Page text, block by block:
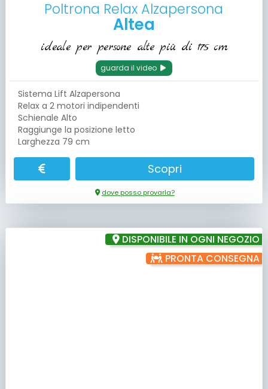
Poltrona Relax Alzapersona
Altea
ideale per persone alte più di 175 cm
guarda il video
Sistema Lift Alzapersona
Relax a 2 motori indipendenti
Schienale Alto
Raggiunge la posizione letto
Larghezza 79 cm
Scopri
dove posso provarla?
DISPONIBILE IN OGNI NEGOZIO
PRONTA CONSEGNA